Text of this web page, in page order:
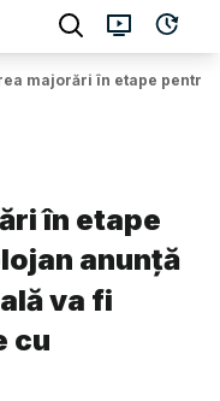
majorări în etape
în etape
anunță
va fi
cu